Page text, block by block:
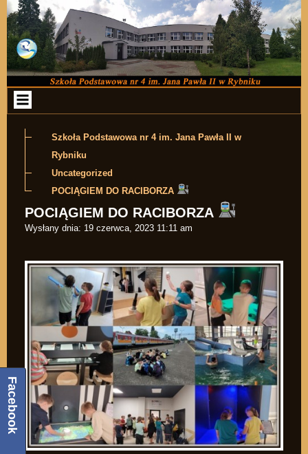
Przejdź do zawartości
Szkoła Podstawowa nr 4 im. Jana Pawła II w
Rybniku
Uncategorized
POCIĄGIEM DO RACIBORZA
POCIĄGIEM DO RACIBORZA
Wysłany dnia: 19 czerwca, 2023 11:11 am
Facebook